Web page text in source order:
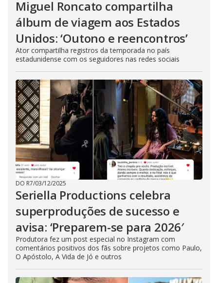
Miguel Roncato compartilha
álbum de viagem aos Estados
Unidos: ‘Outono e reencontros’
Ator compartilha registros da temporada no país
estadunidense com os seguidores nas redes sociais
DO R7/03/12/2025
Seriella Productions celebra
superproduções de sucesso e
avisa: ‘Preparem-se para 2026′
Produtora fez um post especial no Instagram com
comentários positivos dos fãs sobre projetos como Paulo,
O Apóstolo, A Vida de Jó e outros